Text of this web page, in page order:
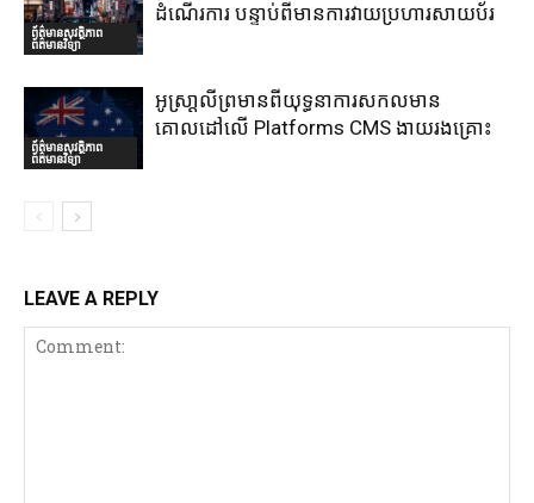
ព័ត៌មានសុវត្ថិភាព
ព័ត៌មានវិទ្យា
ដំណើរការ បន្ទាប់ពីមានការវាយប្រហារសាយប័រ
ព័ត៌មានសុវត្ថិភាព
ព័ត៌មានវិទ្យា
អូស្រា្តលីព្រមានពីយុទ្ធនាការសកលមាន
គោលដៅលើ Platforms CMS ងាយរងគ្រោះ
LEAVE A REPLY